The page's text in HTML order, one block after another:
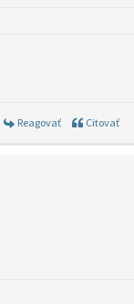
Reagovať Citovať